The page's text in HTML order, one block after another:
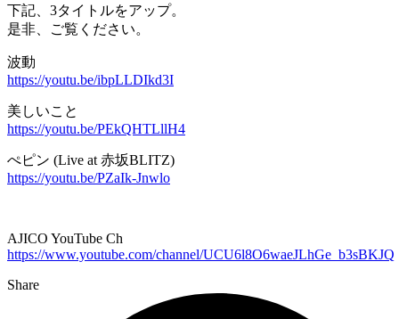
下記、3タイトルをアップ。
是非、ご覧ください。
波動
https://youtu.be/ibpLLDIkd3I
美しいこと
https://youtu.be/PEkQHTLllH4
ぺピン (Live at 赤坂BLITZ)
https://youtu.be/PZaIk-Jnwlo
AJICO YouTube Ch
https://www.youtube.com/channel/UCU6l8O6waeJLhGe_b3sBKJQ
Share